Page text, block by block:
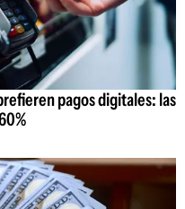
pagos digitales: las